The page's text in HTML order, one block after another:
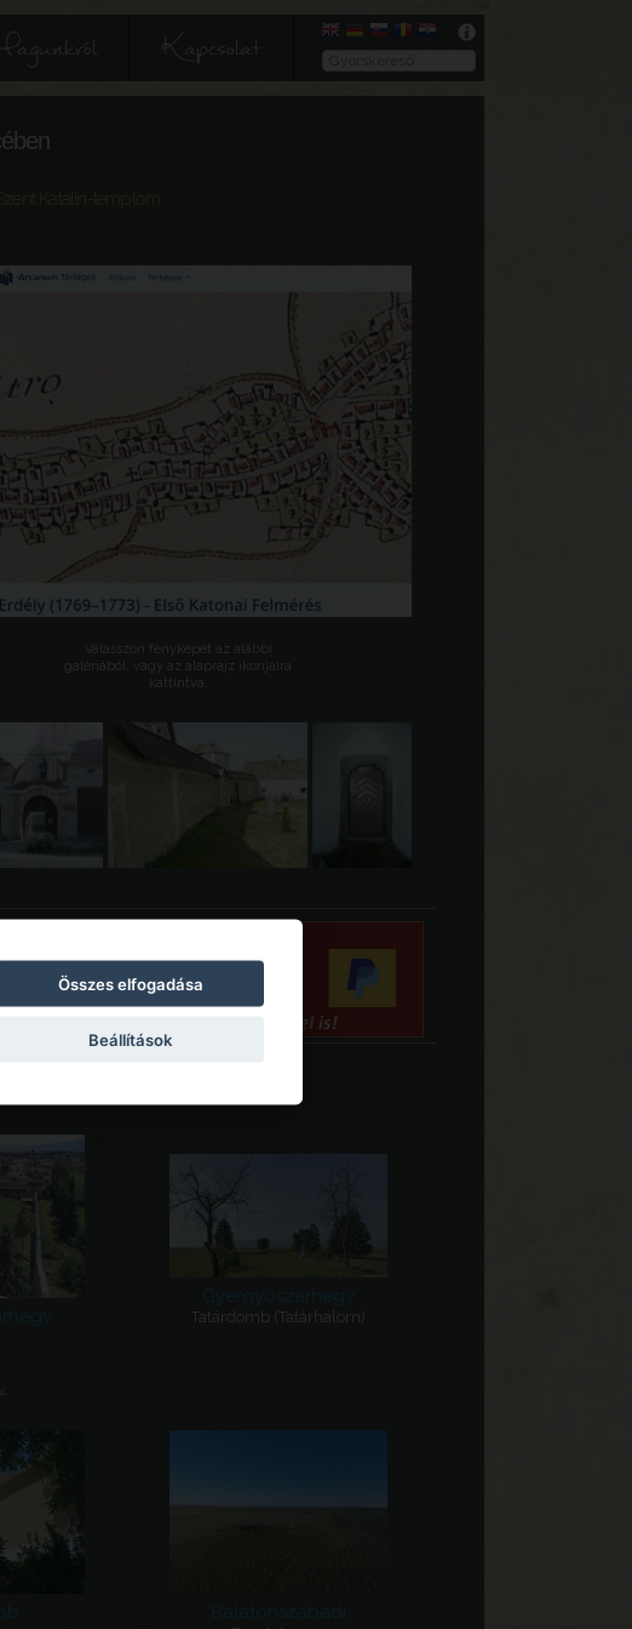
Kapcsolat
Katalin-templom
Válasszon fényképet az alábbi
galériából, vagy az alaprajz ikonjaira
kattintva.
Gyergyószárhegy
Tatárdomb (Tatárhalom)
Balatonszabadi
Összes elfogadása
Beállítások